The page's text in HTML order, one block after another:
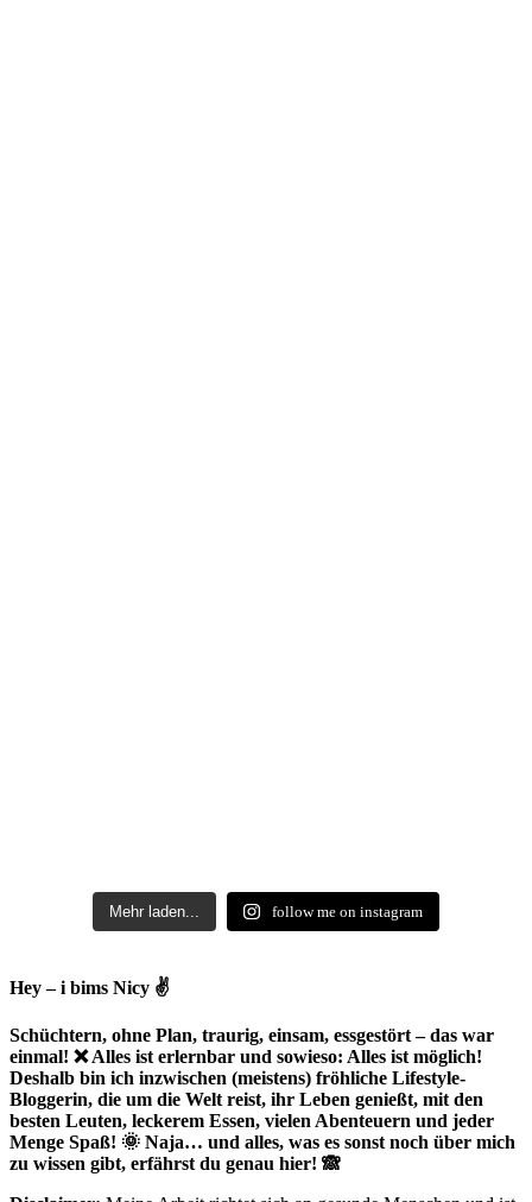
Mehr laden... follow me on instagram
Hey – i bims Nicy ✌
Schüchtern, ohne Plan, traurig, einsam, essgestört – das war
einmal! ❌ Alles ist erlernbar und sowieso: Alles ist möglich!
Deshalb bin ich inzwischen (meistens) fröhliche Lifestyle-
Bloggerin, die um die Welt reist, ihr Leben genießt, mit den
besten Leuten, leckerem Essen, vielen Abenteuern und jeder
Menge Spaß! 🌞 Naja… und alles, was es sonst noch über mich
zu wissen gibt, erfährst du genau hier! 🙈